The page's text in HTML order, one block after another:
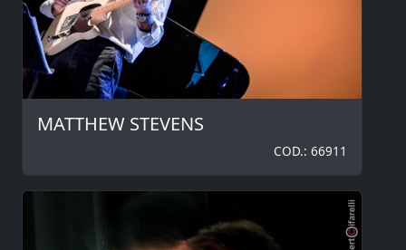
MATTHEW STEVENS
COD.: 66911